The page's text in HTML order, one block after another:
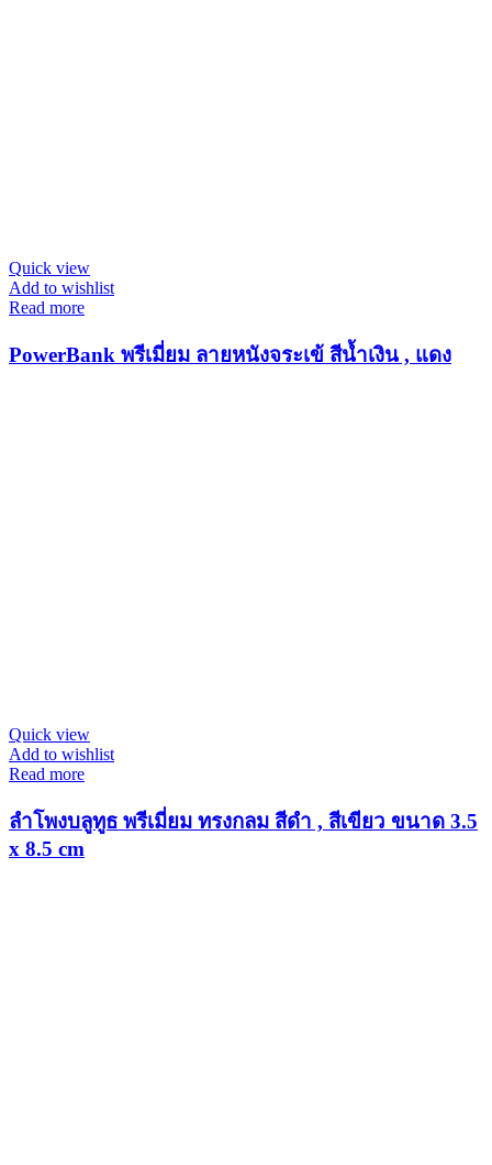
Quick view
Add to wishlist
Read more
PowerBank พรีเมี่ยม ลายหนังจระเข้ สีน้ำเงิน , แดง
Quick view
Add to wishlist
Read more
ลำโพงบลูทูธ พรีเมี่ยม ทรงกลม สีดำ , สีเขียว ขนาด 3.5
x 8.5 cm